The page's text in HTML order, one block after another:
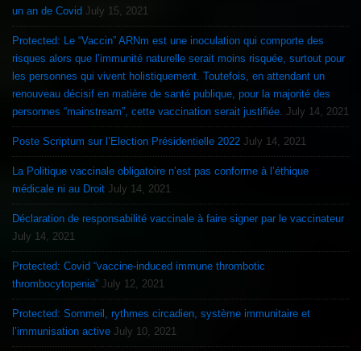
un an de Covid July 15, 2021
Protected: Le “Vaccin” ARNm est une inoculation qui comporte des
risques alors que l’immunité naturelle serait moins risquée, surtout pour
les personnes qui vivent holistiquement. Toutefois, en attendant un
renouveau décisif en matière de santé publique, pour la majorité des
personnes “mainstream”, cette vaccination serait justifiée. July 14, 2021
Poste Scriptum sur l’Election Présidentielle 2022 July 14, 2021
La Politique vaccinale obligatoire n’est pas conforme à l’éthique
médicale ni au Droit July 14, 2021
Déclaration de responsabilité vaccinale à faire signer par le vaccinateur
July 14, 2021
Protected: Covid “vaccine-induced immune thrombotic
thrombocytopenia” July 12, 2021
Protected: Sommeil, rythmes circadien, système immunitaire et
l’immunisation active July 10, 2021